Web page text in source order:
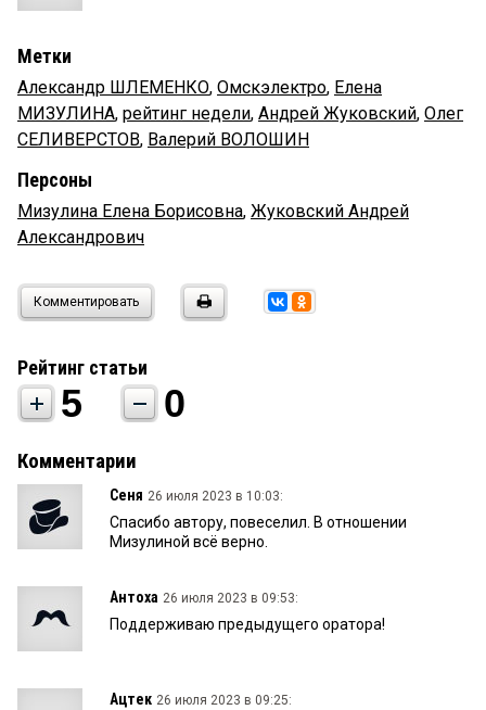
Метки
Александр ШЛЕМЕНКО, Омскэлектро, Елена
МИЗУЛИНА, рейтинг недели, Андрей Жуковский, Олег
СЕЛИВЕРСТОВ, Валерий ВОЛОШИН
Персоны
Мизулина Елена Борисовна, Жуковский Андрей
Александрович
Комментировать
Рейтинг статьи
5 0
Комментарии
Сеня 26 июля 2023 в 10:03:
Спасибо автору, повеселил. В отношении
Мизулиной всё верно.
Антоха 26 июля 2023 в 09:53:
Поддерживаю предыдущего оратора!
Ацтек 26 июля 2023 в 09:25: